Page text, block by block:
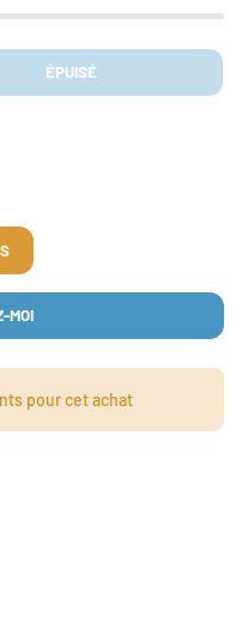
ÉPUISÉ
MOI
pour cet achat